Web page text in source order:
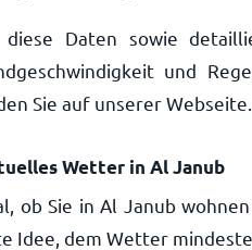
Daten sowie
und
Sie auf unserer Webseite.
Wetter in Al Janub
ob Sie in Al Janub
Idee, dem Wetter